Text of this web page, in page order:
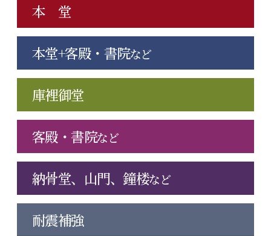
本 堂
本堂+客殿・書院など
庫裡御堂
客殿・書院など
納骨堂、山門、鐘楼など
耐震補強